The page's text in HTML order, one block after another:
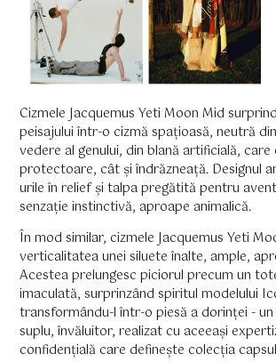
Cizmele Jacquemus Yeti Moon Mid
peisajului într-o cizmă spațioasă, neutră
vedere al genului, din blană artificială,
protectoare, cât și îndrăzneață. Designul
urile în relief și talpa pregătită pentru
senzație instinctivă, aproape animalică.
În mod similar, cizmele Jacquemus Yeti
verticalitatea unei siluete înalte, ample,
Acestea prelungesc piciorul precum un
imaculată, surprinzând spiritul modelului
transformându-l într-o piesă a dorinței -
suplu, învăluitor, realizat cu aceeași
confidențială care definește colecția